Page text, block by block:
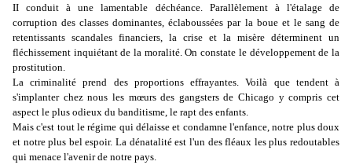
II conduit à une lamentable déchéance. Parallèlement à l'étalage de
corruption des classes dominantes, éclaboussées par la boue et le sang de
retentissants scandales financiers, la crise et la misère déterminent un
fléchissement inquiétant de la moralité. On constate le développement de la
prostitution.
La criminalité prend des proportions effrayantes. Voilà que tendent à
s'implanter chez nous les mœurs des gangsters de Chicago y compris cet
aspect le plus odieux du banditisme, le rapt des enfants.
Mais c'est tout le régime qui délaisse et condamne l'enfance, notre plus doux
et notre plus bel espoir. La dénatalité est l'un des fléaux les plus redoutables
qui menace l'avenir de notre pays.